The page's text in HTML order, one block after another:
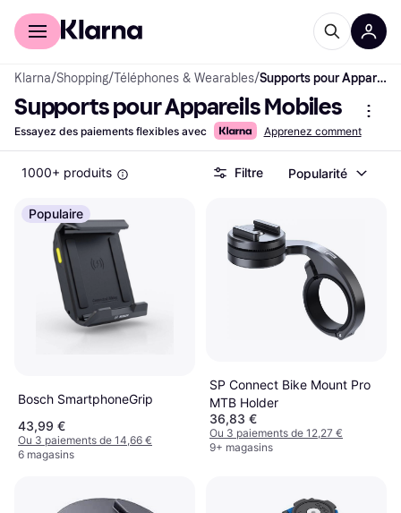
Acheter avec Klarna
Klarna/Shopping/Téléphones & Wearables/ Supports pour Appareils Mobiles
Supports pour Appareils Mobiles
Essayez des paiements flexibles avec Apprenez comment
1000+ produits Filtre Popularité
Populaire
Bosch SmartphoneGrip
43,99 €
Ou 3 paiements de 14,66 €
6 magasins
SP Connect Bike Mount Pro
MTB Holder
36,83 €
Ou 3 paiements de 12,27 €
9+ magasins